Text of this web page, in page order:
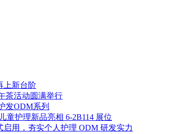
上新台阶
茶活动圆满举行
发ODM系列
童护理新品亮相 6-2B114 展位
用，夯实个人护理 ODM 研发实力